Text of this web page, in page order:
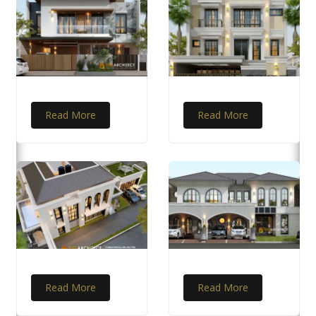
Read More Read More
Read More Read More